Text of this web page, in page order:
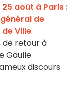
août à Paris :
de
Ville
de retour à
Gaulle
discours